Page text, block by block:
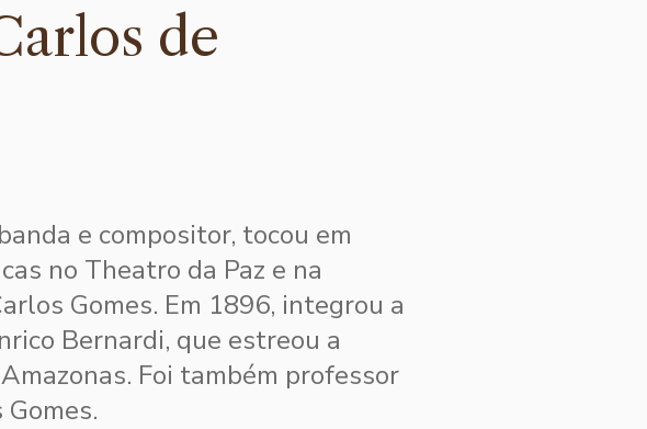
de
e compositor, tocou em
no Theatro da Paz e na
Gomes. Em 1896, integrou a
Bernardi, que estreou a
Foi também professor